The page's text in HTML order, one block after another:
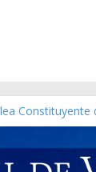
Constituyente
V, Caracas